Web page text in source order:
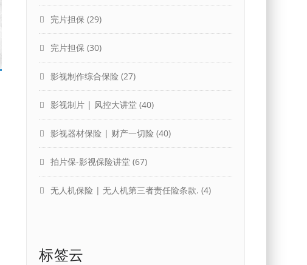
完片担保 (29)
完片担保 (30)
影视制作综合保险 (27)
影视制片 | 风控大讲堂 (40)
影视器材保险 | 财产一切险 (40)
拍片保-影视保险讲堂 (67)
无人机保险 | 无人机第三者责任险条款. (4)
标签云